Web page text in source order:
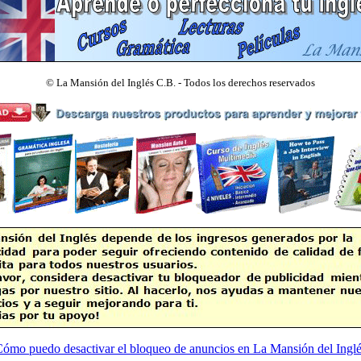
© La Mansión del Inglés C.B. - Todos los derechos reservados
puedo desactivar el bloqueo de anuncios en La Mansión del